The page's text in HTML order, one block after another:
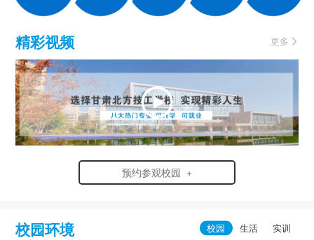
精彩视频 更多
预约参观校园 +
校园环境